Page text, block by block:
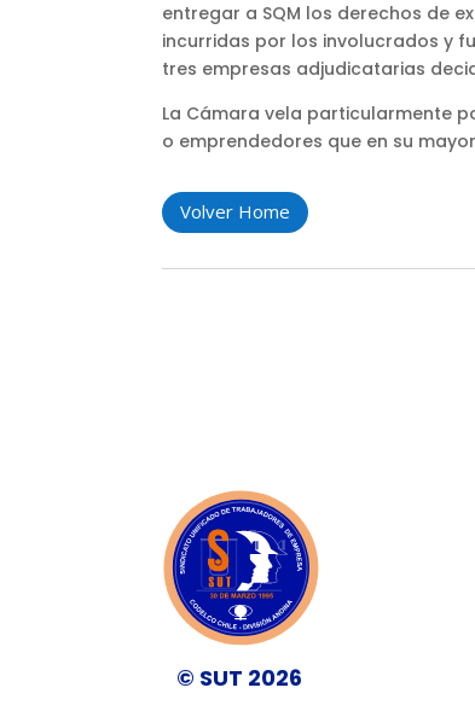
entregar a SQM los derechos de
incurridas por los involucrados y
tres empresas adjudicatarias
La Cámara vela particularmente
o emprendedores que en su
Volver Home
© SUT 2026